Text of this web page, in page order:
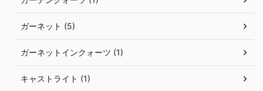
ガーネット (5)
ガーネットインクォーツ (1)
キャストライト (1)